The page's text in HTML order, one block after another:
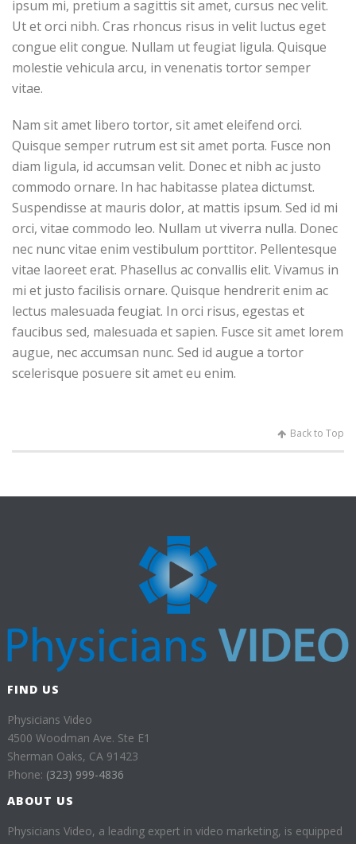
ipsum mi, pretium a sagittis sit amet, cursus nec velit.
Ut et orci nibh. Cras rhoncus risus in velit luctus eget
congue elit congue. Nullam ut feugiat ligula. Quisque
molestie vehicula arcu, in venenatis tortor semper
vitae.
Nam sit amet libero tortor, sit amet eleifend orci.
Quisque semper rutrum est sit amet porta. Fusce non
diam ligula, id accumsan velit. Donec et nibh ac justo
commodo ornare. In hac habitasse platea dictumst.
Suspendisse at mauris dolor, at mattis ipsum. Sed id mi
orci, vitae commodo leo. Nullam ut viverra nulla. Donec
nec nunc vitae enim vestibulum porttitor. Pellentesque
vitae laoreet erat. Phasellus ac convallis elit. Vivamus in
mi et justo facilisis ornare. Quisque hendrerit enim ac
lectus malesuada feugiat. In orci risus, egestas et
faucibus sed, malesuada et sapien. Fusce sit amet lorem
augue, nec accumsan nunc. Sed id augue a tortor
scelerisque posuere sit amet eu enim.
Back to Top
FIND US
Physicians Video
4500 Woodman Ave. Ste E1
Sherman Oaks, CA 91423
Phone: (323) 999-4836
ABOUT US
Physicians Video, a leading expert in video marketing, is equipped